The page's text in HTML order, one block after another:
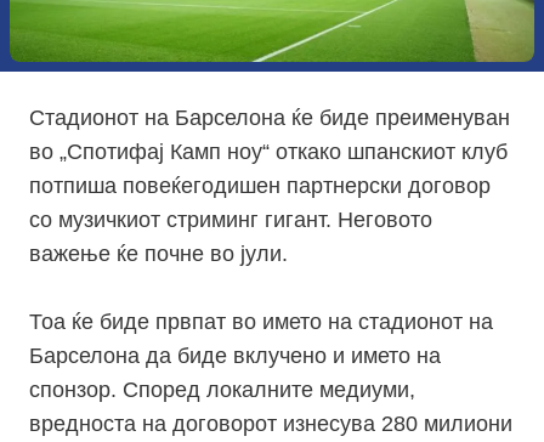
Стадионот на Барселона ќе биде преименуван
во „Спотифај Камп ноу“ откако шпанскиот клуб
потпиша повеќегодишен партнерски договор
со музичкиот стриминг гигант. Неговото
важење ќе почне во јули.
Тоа ќе биде првпат во името на стадионот на
Барселона да биде вклучено и името на
спонзор. Според локалните медиуми,
вредноста на договорот изнесува 280 милиони